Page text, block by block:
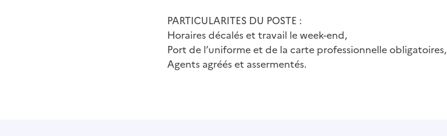
PARTICULARITES DU POSTE :
Horaires décalés et travail le week-end,
Port de l’uniforme et de la carte professionnelle obligatoires,
Agents agréés et assermentés.